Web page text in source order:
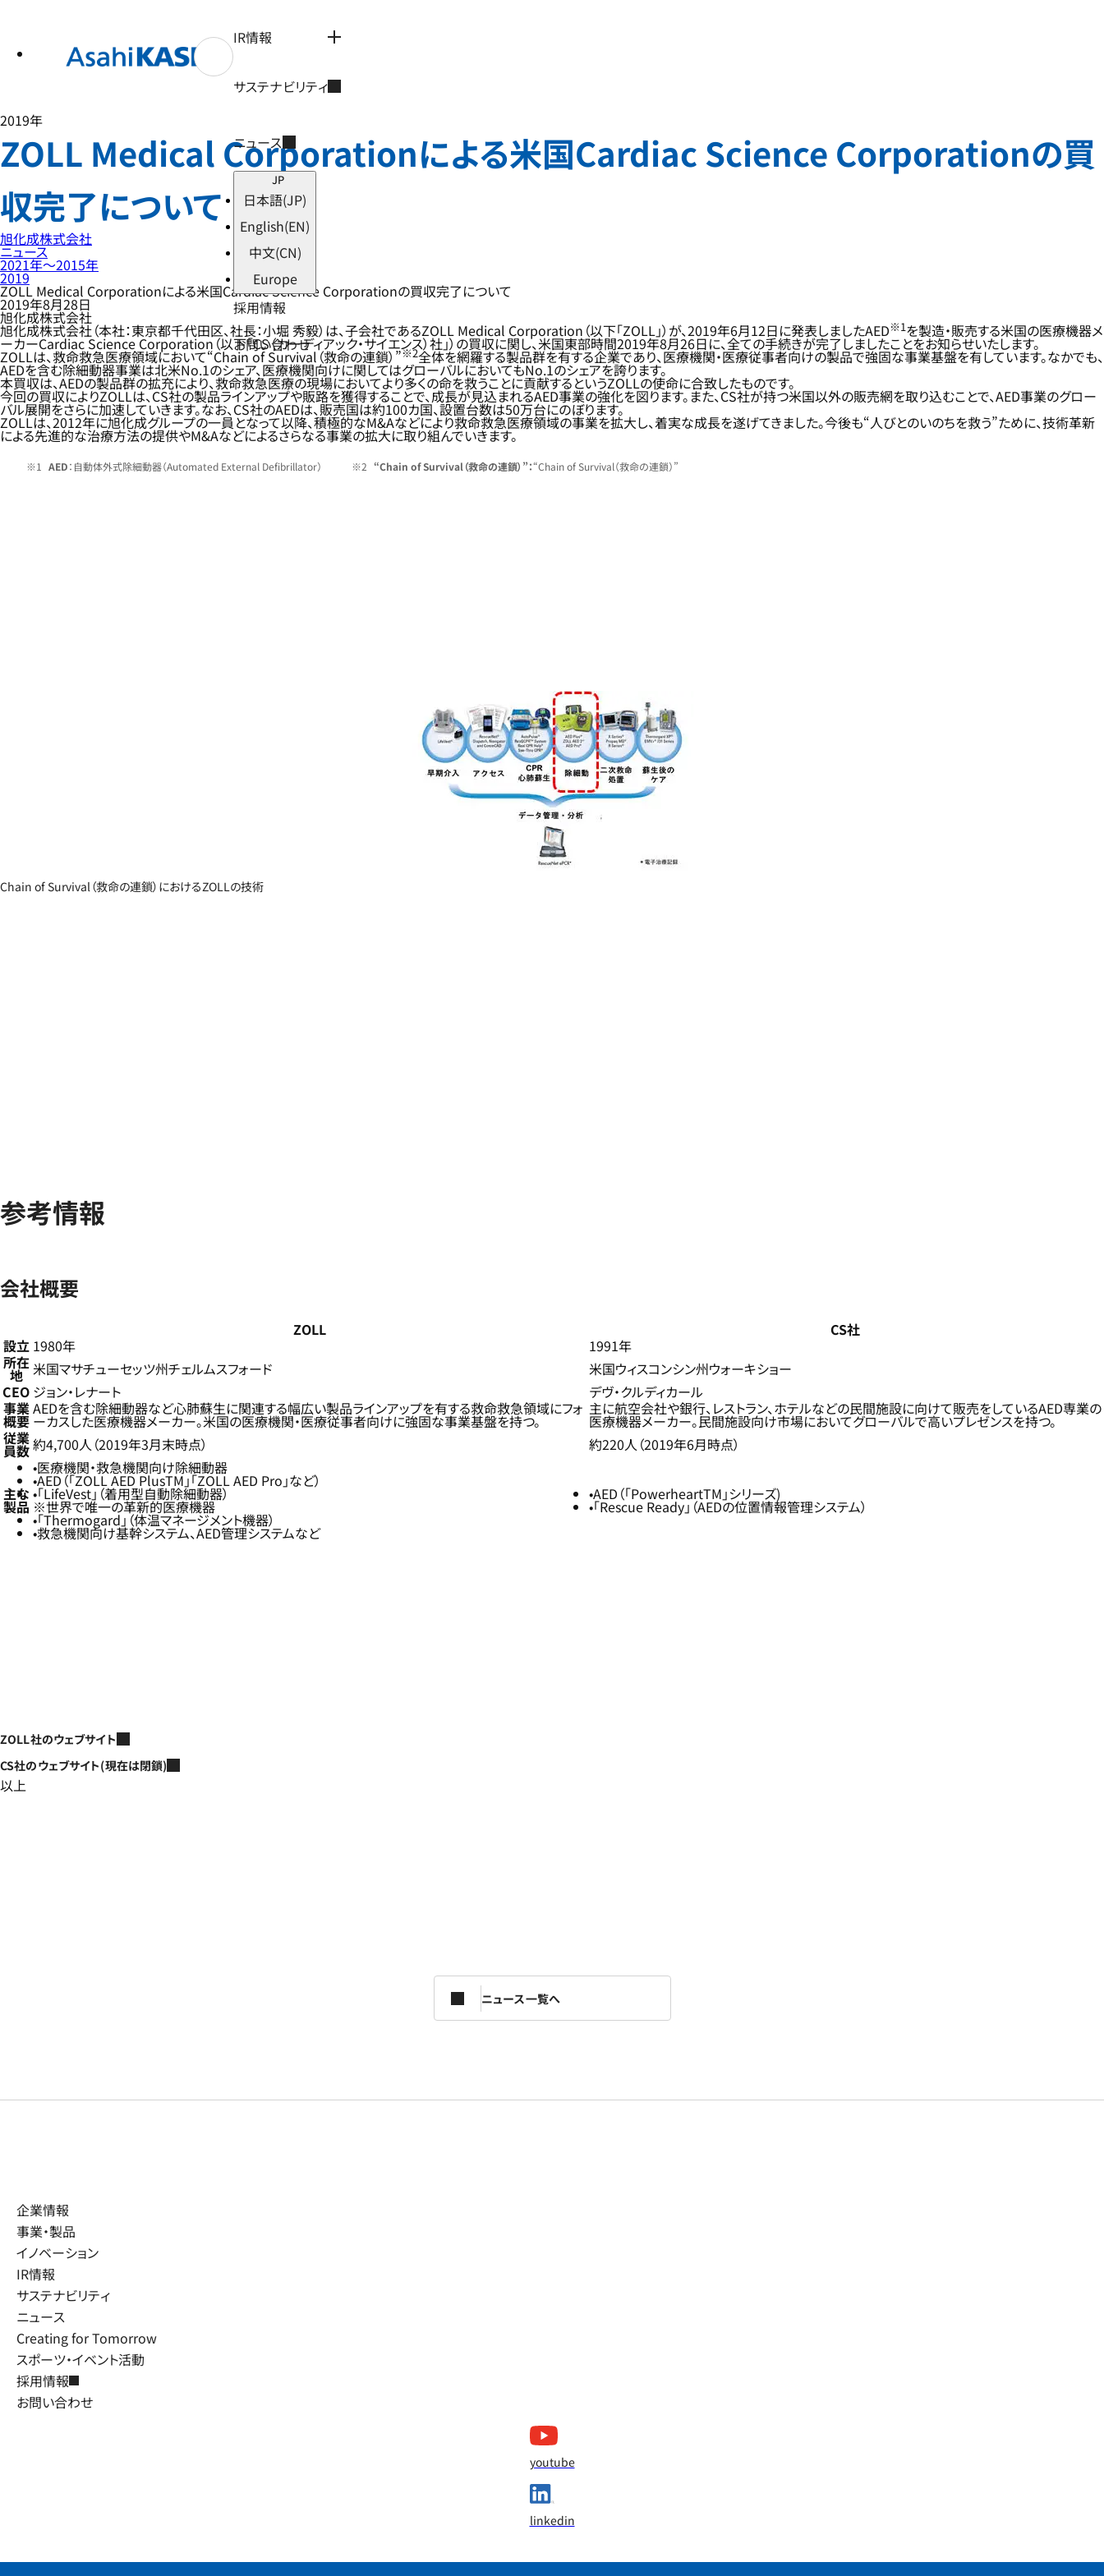
IR情報
サステナビリティ
ニュース
JP
日本語(JP)
English(EN)
中文(CN)
Europe
採用情報
お問い合わせ
2019年
ZOLL Medical Corporationによる米国Cardiac Science Corporationの買
収完了について
旭化成株式会社
ニュース
2021年〜2015年
2019
ZOLL Medical Corporationによる米国Cardiac Science Corporationの買収完了について
2019年8月28日
旭化成株式会社
旭化成株式会社（本社：東京都千代田区、社長：小堀 秀毅）は、子会社であるZOLL Medical Corporation（以下「ZOLL」）が、2019年6月12日に発表しましたAED※1を製造・販売する米国の医療機器メ
ーカーCardiac Science Corporation（以下「CS（カーディアック・サイエンス）社」）の買収に関し、米国東部時間2019年8月26日に、全ての手続きが完了しましたことをお知らせいたします。
ZOLLは、救命救急医療領域において“Chain of Survival（救命の連鎖）”※2全体を網羅する製品群を有する企業であり、医療機関・医療従事者向けの製品で強固な事業基盤を有しています。なかでも、
AEDを含む除細動器事業は北米No.1のシェア、医療機関向けに関してはグローバルにおいてもNo.1のシェアを誇ります。
本買収は、AEDの製品群の拡充により、救命救急医療の現場においてより多くの命を救うことに貢献するというZOLLの使命に合致したものです。
今回の買収によりZOLLは、CS社の製品ラインアップや販路を獲得することで、成長が見込まれるAED事業の強化を図ります。また、CS社が持つ米国以外の販売網を取り込むことで、AED事業のグロー
バル展開をさらに加速していきます。なお、CS社のAEDは、販売国は約100カ国、設置台数は50万台にのぼります。
ZOLLは、2012年に旭化成グループの一員となって以降、積極的なM&Aなどにより救命救急医療領域の事業を拡大し、着実な成長を遂げてきました。今後も“人びとのいのちを救う”ために、技術革新
による先進的な治療方法の提供やM&Aなどによるさらなる事業の拡大に取り組んでいきます。
AED：自動体外式除細動器（Automated External Defibrillator） “Chain of Survival（救命の連鎖）”：“Chain of Survival（救命の連鎖）”
Chain of Survival（救命の連鎖）におけるZOLLの技術
参考情報
会社概要
ZOLL
CS社
設立 1980年
1991年
所在
地 米国マサチューセッツ州チェルムスフォード
米国ウィスコンシン州ウォーキショー
CEO ジョン・レナート
デヴ・クルディカール
事業
概要
AEDを含む除細動器など心肺蘇生に関連する幅広い製品ラインアップを有する救命救急領域にフォ
ーカスした医療機器メーカー。米国の医療機関・医療従事者向けに強固な事業基盤を持つ。
主に航空会社や銀行、レストラン、ホテルなどの民間施設に向けて販売をしているAED専業の
医療機器メーカー。民間施設向け市場においてグローバルで高いプレゼンスを持つ。
従業
員数約4,700人（2019年3月末時点） 約220人（2019年6月時点）
主な
製品
医療機関・救急機関向け除細動器
AED（「ZOLL AED PlusTM」「ZOLL AED Pro」など）
「LifeVest」（着用型自動除細動器）
※世界で唯一の革新的医療機器
「Thermogard」（体温マネージメント機器）
救急機関向け基幹システム、AED管理システムなど
AED（「PowerheartTM」シリーズ)
「Rescue Ready」（AEDの位置情報管理システム）
ZOLL社のウェブサイト
CS社のウェブサイト(現在は閉鎖)
以上
ニュース一覧へ
企業情報
事業・製品
イノベーション
IR情報
サステナビリティ
ニュース
Creating for Tomorrow
スポーツ・イベント活動
採用情報
お問い合わせ
youtube
linkedin